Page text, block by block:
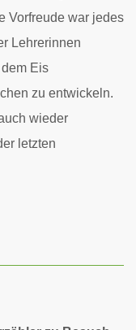
Vorfreude war jedes
Lehrerinnen
Eis
zu entwickeln.
wieder
letzten